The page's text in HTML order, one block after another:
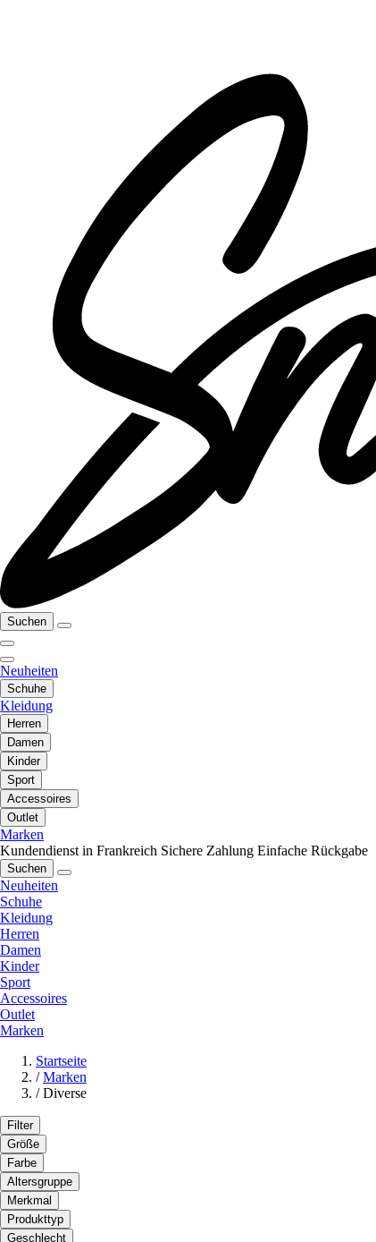
Suchen
Neuheiten
Schuhe
Kleidung
Herren
Damen
Kinder
Sport
Accessoires
Outlet
Marken
Kundendienst in Frankreich Sichere Zahlung Einfache Rückgabe
Suchen
Neuheiten
Schuhe
Kleidung
Herren
Damen
Kinder
Sport
Accessoires
Outlet
Marken
Startseite
/ Marken
/ Diverse
Filter
Größe
Farbe
Altersgruppe
Merkmal
Produkttyp
Geschlecht